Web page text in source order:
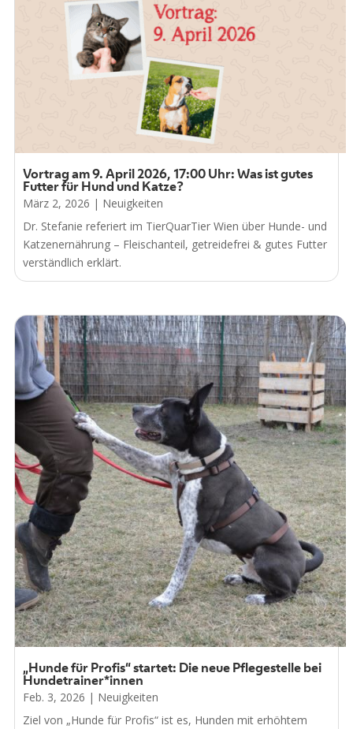
Vortrag am 9. April 2026, 17:00 Uhr: Was ist gutes
Futter für Hund und Katze?
März 2, 2026 | Neuigkeiten
Dr. Stefanie referiert im TierQuarTier Wien über Hunde- und
Katzenernährung – Fleischanteil, getreidefrei & gutes Futter
verständlich erklärt.
„Hunde für Profis“ startet: Die neue Pflegestelle bei
Hundetrainer*innen
Feb. 3, 2026 | Neuigkeiten
Ziel von „Hunde für Profis“ ist es, Hunden mit erhöhtem